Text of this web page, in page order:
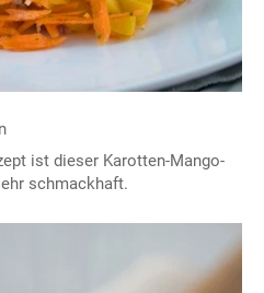
ist dieser Karotten-Mango-
schmackhaft.